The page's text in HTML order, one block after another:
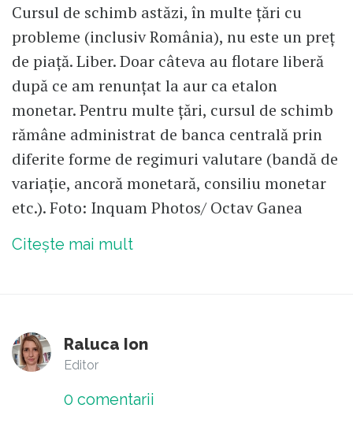
Cursul de schimb astăzi, în multe țări cu
probleme (inclusiv România), nu este un preț
de piață. Liber. Doar câteva au flotare liberă
după ce am renunțat la aur ca etalon
monetar. Pentru multe țări, cursul de schimb
rămâne administrat de banca centrală prin
diferite forme de regimuri valutare (bandă de
variație, ancoră monetară, consiliu monetar
etc.). Foto: Inquam Photos/ Octav Ganea
Citește mai mult
Raluca Ion
Editor
0 comentarii